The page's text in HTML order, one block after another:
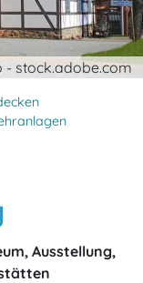
- stock.adobe.com
Ausstellung,